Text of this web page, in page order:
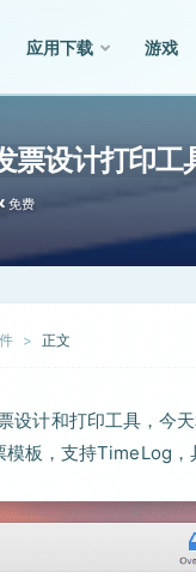
应用下载 游戏
票设计打印工
免费
正文
设计和打印工具，今
板，支持TimeLog